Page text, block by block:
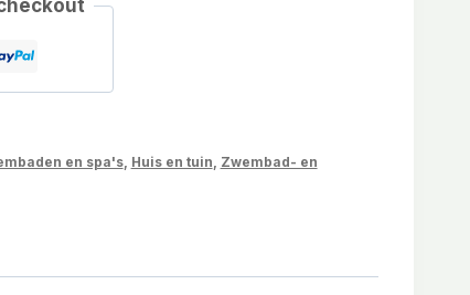
en spa's, Huis en tuin Zwembad- en